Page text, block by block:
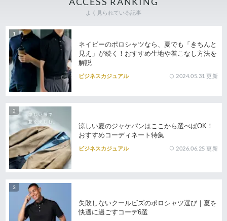
よく見られている記事
ネイビーのポロシャツなら、夏でも「きちんと
見え」が続く！おすすめ生地や着こなし方法を
解説
ビジネスカジュアル 2024.05.31 更新
涼しい夏のジャケパンはここから選べばOK！
おすすめコーディネート特集
ビジネスカジュアル 2026.06.25 更新
失敗しないクールビズのポロシャツ選び｜夏を
快適に過ごすコーデ6選